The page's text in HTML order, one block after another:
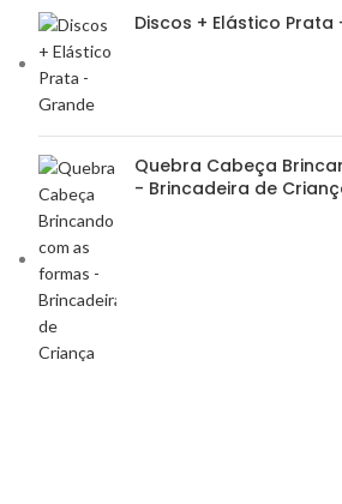
Discos + Elástico
Quebra Cabeça
- Brincadeira de